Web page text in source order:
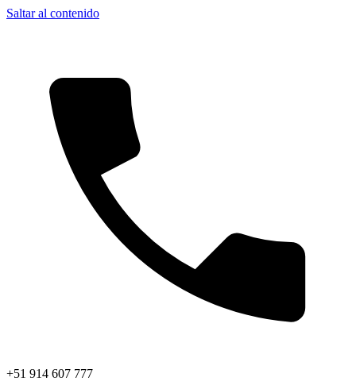
Saltar al contenido
+51 914 607 777